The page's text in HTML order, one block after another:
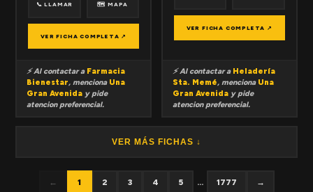
📞 LLAMAR 🗺 MAPA
VER FICHA COMPLETA ↗
⚡ Al contactar a Farmacia
Bienestar, menciona Una
Gran Avenida y pide
atencion preferencial.
VER FICHA COMPLETA ↗
⚡ Al contactar a Heladería
Sta. Memé, menciona Una
Gran Avenida y pide
atencion preferencial.
VER MÁS FICHAS ↓
← 1 2 3 4 5 ... 1777
→